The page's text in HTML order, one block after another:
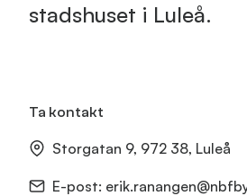
stadshuset i Luleå.
Ta kontakt
Storgatan 9, 972 38, Luleå
E-post: